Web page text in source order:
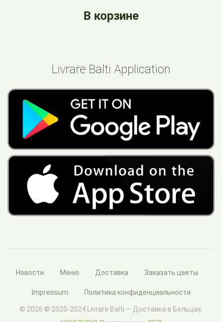
В корзине
Livrare Balti Application
Новости Меню Доставка Заказать цветы
Impressum Политика конфиденциальности
© 2026 © 2020-2024 Livrare Balti — Доставка в Бельцах.